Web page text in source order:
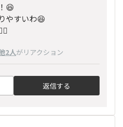
😆
やすいわ😆
2人がリアクション
返信する